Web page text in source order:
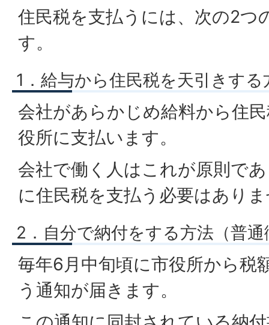
住民税を支払うには、次の2つ
す。
1．給与から住民税を天引きす
会社があらかじめ給料から住
役所に支払います。
会社で働く人はこれが原則で
に住民税を支払う必要はあり
2．自分で納付をする方法（普通
毎年6月中旬頃に市役所から税
う通知が届きます。